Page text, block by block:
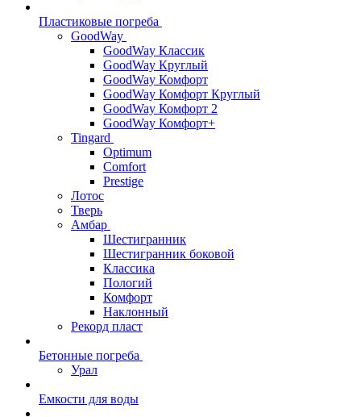
Пластиковые погреба
GoodWay
GoodWay Классик
GoodWay Круглый
GoodWay Комфорт
GoodWay Комфорт Круглый
GoodWay Комфорт 2
GoodWay Комфорт+
Tingard
Optimum
Comfort
Prestige
Лотос
Тверь
Амбар
Шестигранник
Шестигранник боковой
Классика
Пологий
Комфорт
Наклонный
Рекорд пласт
Бетонные погреба
Урал
Емкости для воды